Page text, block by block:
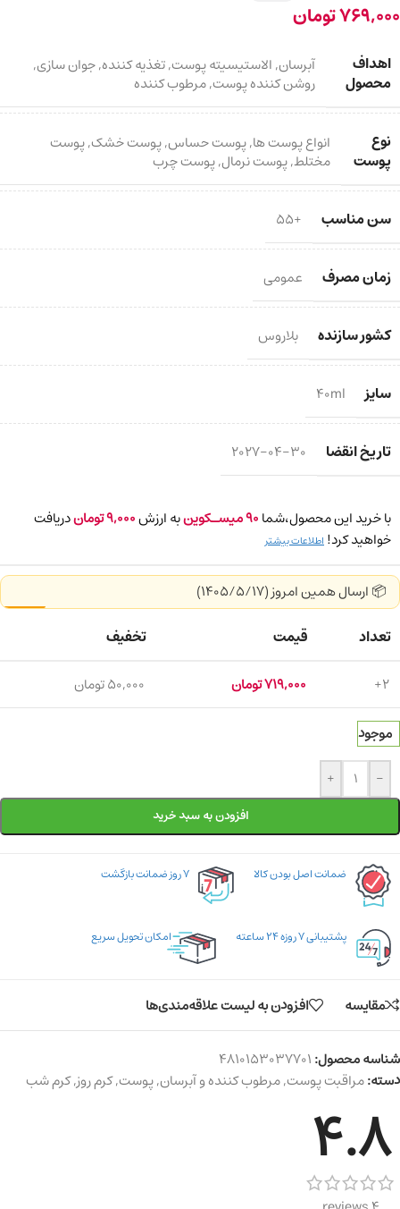
769,000تومان
اهداف
محصول
آبرسان,الاستیسیته پوست,تغذیه کننده,جوان سازی,
روشن کننده پوست,مرطوب کننده
نوع
پوست
انواع پوست ها,پوست حساس,پوست خشک,پوست
مختلط,پوست نرمال,پوست چرب
سن مناسب +55
زمان مصرف عمومی
کشور سازنده بلاروس
سایز 40ml
تاریخ انقضا 2027-04-30
با خرید این محصول،شما90میسـکوینبه ارزش9,000توماندریافت
خواهید کرد! اطلاعات بیشتر
📦 ارسال همین امروز (1405/5/17)
تعداد قیمت تخفیف
2+
719,000تومان 50,000تومان
موجود
-
+
افزودن به سبد خرید
ضمانت اصل بودن کالا ۷ روز ضمانت بازگشت
پشتیبانی ۷ روزه ۲۴ ساعته امکان تحویل سریع
مقایسه افزودن به لیست علاقه‌مندی‌ها
شناسه محصول:4810153037701
دسته:مراقبت پوست,مرطوب کننده و آبرسان,پوست,کرم روز,کرم شب
4.8